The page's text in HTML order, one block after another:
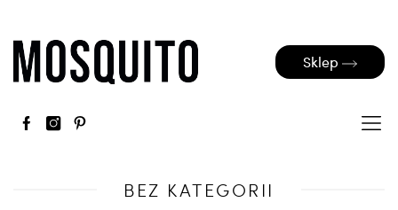
Sklep
BEZ KATEGORII